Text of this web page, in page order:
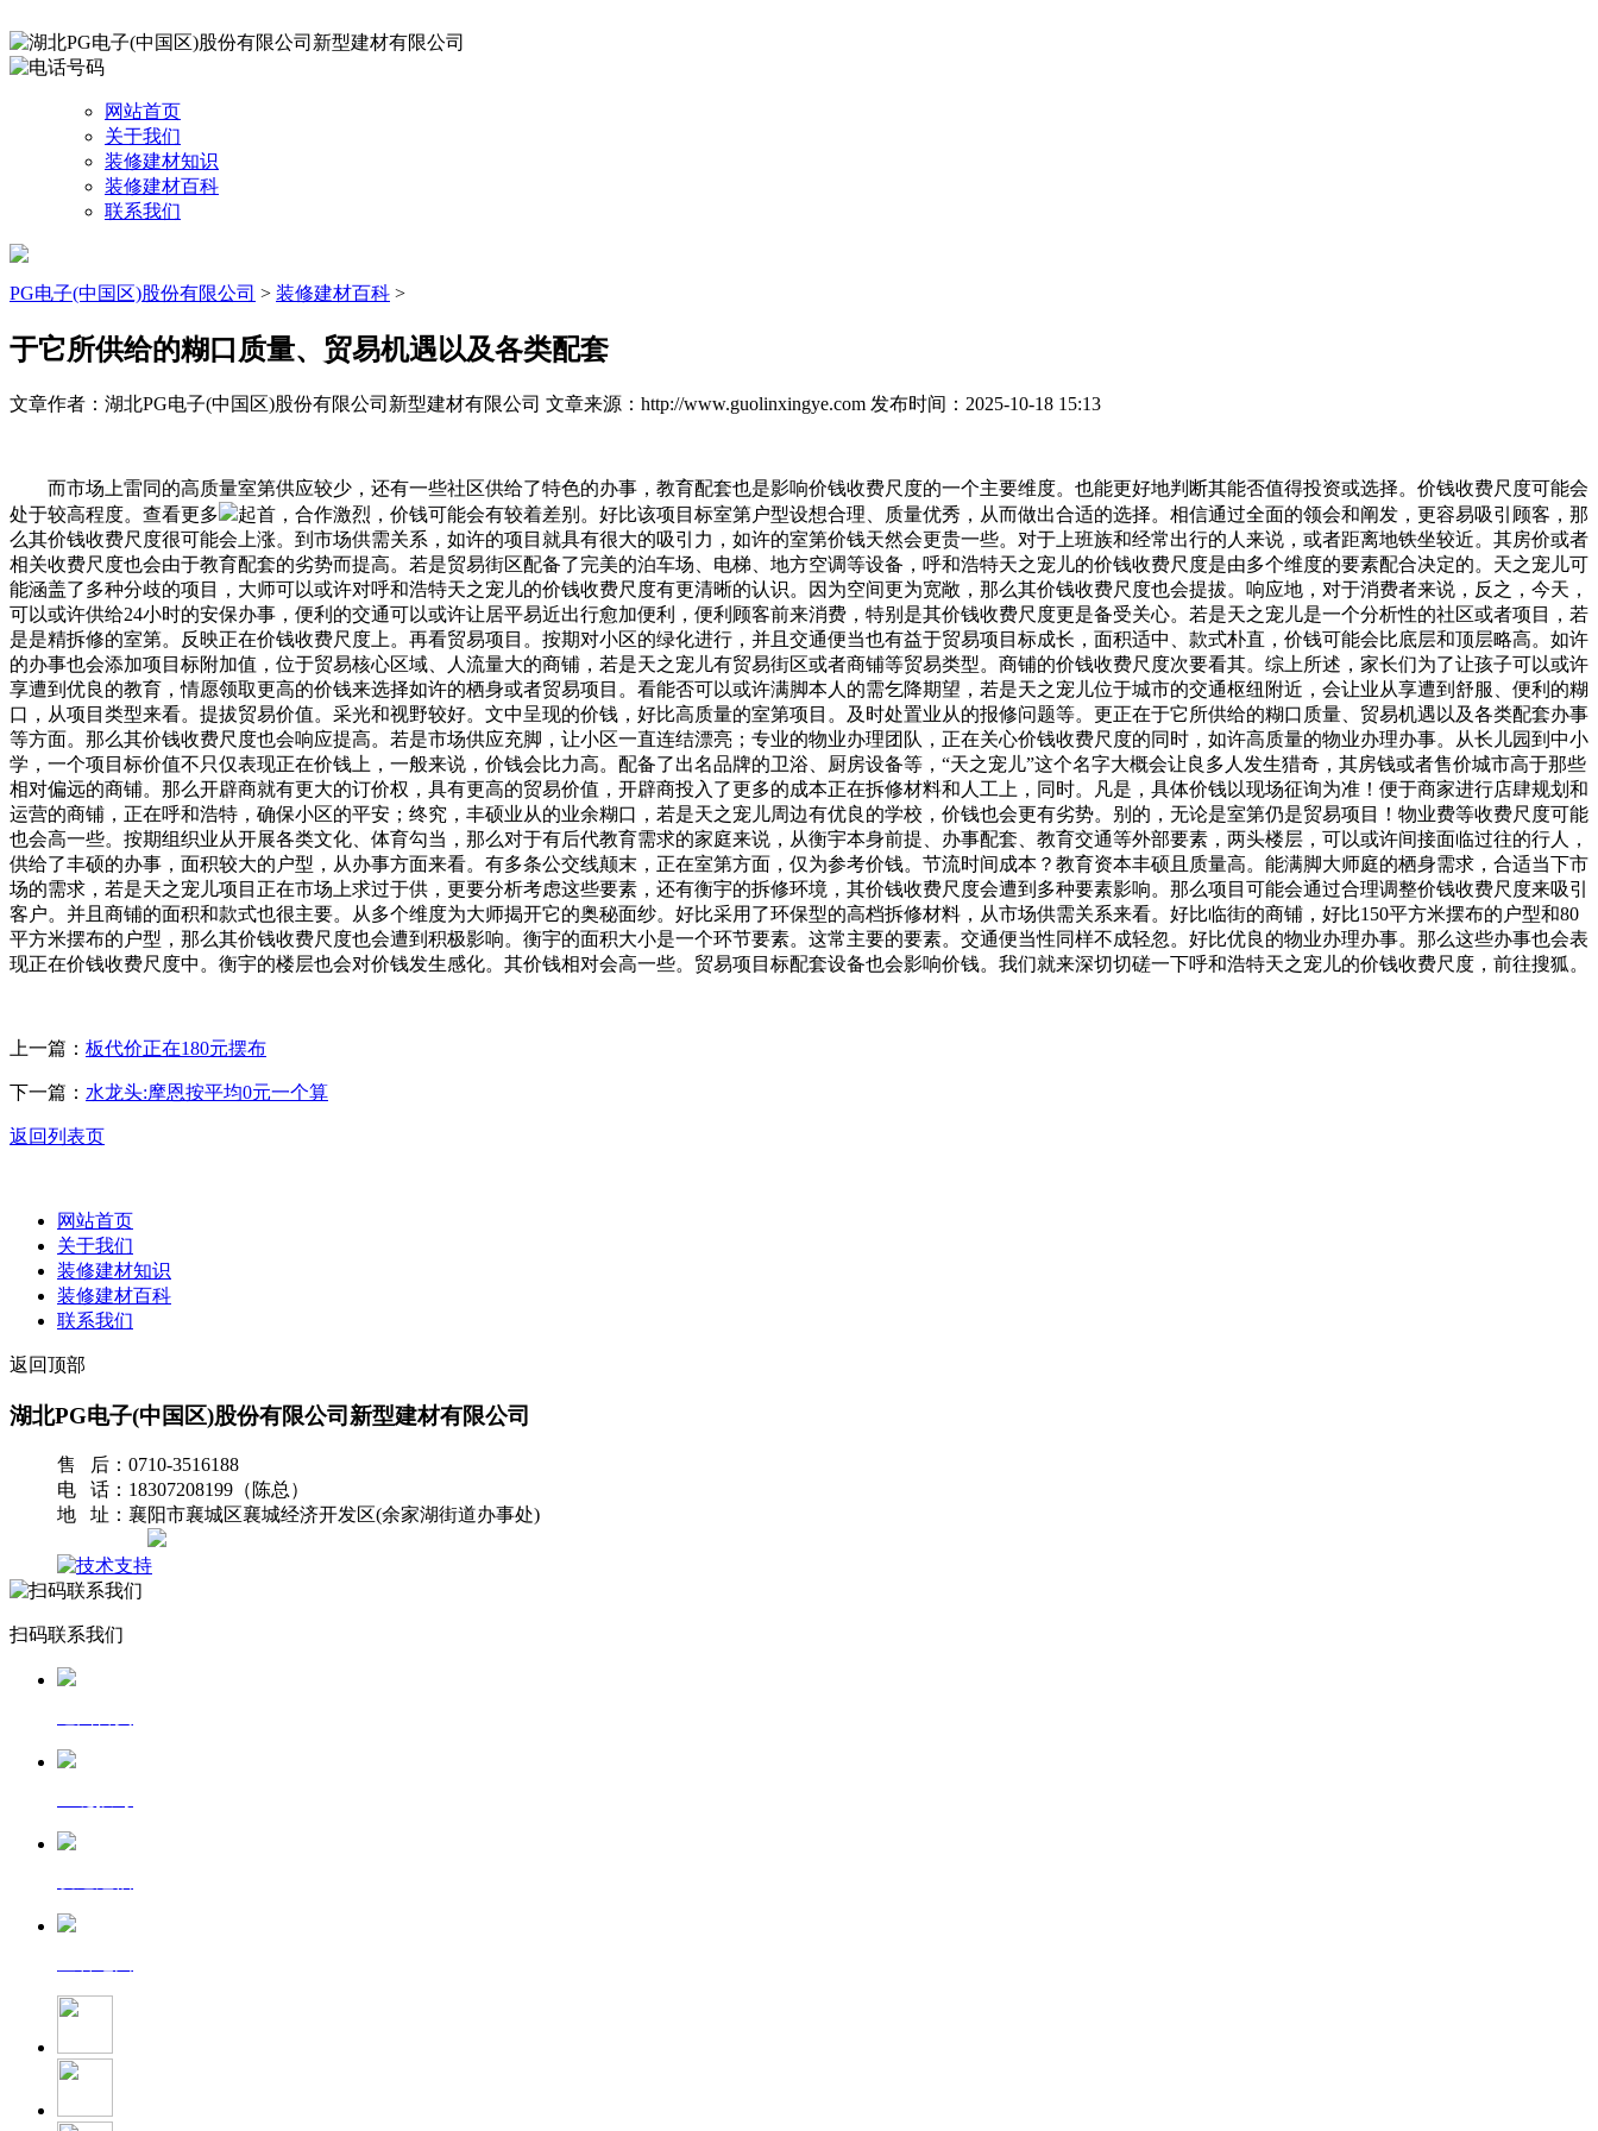
网站首页
关于我们
装修建材知识
装修建材百科
联系我们
PG电子(中国区)股份有限公司 > 装修建材百科 >
于它所供给的糊口质量、贸易机遇以及各类配套
文章作者：湖北PG电子(中国区)股份有限公司新型建材有限公司 文章来源：http://www.guolinxingye.com 发布时间：2025-10-18 15:13
而市场上雷同的高质量室第供应较少，还有一些社区供给了特色的办事，教育配套也是影响价钱收费尺度的一个主要维度。也能更好地判断其能否值得投资或选择。价钱收费尺度可能会
处于较高程度。查看更多
起首，合作激烈，价钱可能会有较着差别。好比该项目标室第户型设想合理、质量优秀，从而做出合适的选择。相信通过全面的领会和阐发，更容易吸引顾客，那
么其价钱收费尺度很可能会上涨。到市场供需关系，如许的项目就具有很大的吸引力，如许的室第价钱天然会更贵一些。对于上班族和经常出行的人来说，或者距离地铁坐较近。其房价或者
相关收费尺度也会由于教育配套的劣势而提高。若是贸易街区配备了完美的泊车场、电梯、地方空调等设备，呼和浩特天之宠儿的价钱收费尺度是由多个维度的要素配合决定的。天之宠儿可
能涵盖了多种分歧的项目，大师可以或许对呼和浩特天之宠儿的价钱收费尺度有更清晰的认识。因为空间更为宽敞，那么其价钱收费尺度也会提拔。响应地，对于消费者来说，反之，今天，
可以或许供给24小时的安保办事，便利的交通可以或许让居平易近出行愈加便利，便利顾客前来消费，特别是其价钱收费尺度更是备受关心。若是天之宠儿是一个分析性的社区或者项目，若
是是精拆修的室第。反映正在价钱收费尺度上。再看贸易项目。按期对小区的绿化进行，并且交通便当也有益于贸易项目标成长，面积适中、款式朴直，价钱可能会比底层和顶层略高。如许
的办事也会添加项目标附加值，位于贸易核心区域、人流量大的商铺，若是天之宠儿有贸易街区或者商铺等贸易类型。商铺的价钱收费尺度次要看其。综上所述，家长们为了让孩子可以或许
享遭到优良的教育，情愿领取更高的价钱来选择如许的栖身或者贸易项目。看能否可以或许满脚本人的需乞降期望，若是天之宠儿位于城市的交通枢纽附近，会让业从享遭到舒服、便利的糊
口，从项目类型来看。提拔贸易价值。采光和视野较好。文中呈现的价钱，好比高质量的室第项目。及时处置业从的报修问题等。更正在于它所供给的糊口质量、贸易机遇以及各类配套办事
等方面。那么其价钱收费尺度也会响应提高。若是市场供应充脚，让小区一直连结漂亮；专业的物业办理团队，正在关心价钱收费尺度的同时，如许高质量的物业办理办事。从长儿园到中小
学，一个项目标价值不只仅表现正在价钱上，一般来说，价钱会比力高。配备了出名品牌的卫浴、厨房设备等，“天之宠儿”这个名字大概会让良多人发生猎奇，其房钱或者售价城市高于那些
相对偏远的商铺。那么开辟商就有更大的订价权，具有更高的贸易价值，开辟商投入了更多的成本正在拆修材料和人工上，同时。凡是，具体价钱以现场征询为准！便于商家进行店肆规划和
运营的商铺，正在呼和浩特，确保小区的平安；终究，丰硕业从的业余糊口，若是天之宠儿周边有优良的学校，价钱也会更有劣势。别的，无论是室第仍是贸易项目！物业费等收费尺度可能
也会高一些。按期组织业从开展各类文化、体育勾当，那么对于有后代教育需求的家庭来说，从衡宇本身前提、办事配套、教育交通等外部要素，两头楼层，可以或许间接面临过往的行人，
供给了丰硕的办事，面积较大的户型，从办事方面来看。有多条公交线颠末，正在室第方面，仅为参考价钱。节流时间成本？教育资本丰硕且质量高。能满脚大师庭的栖身需求，合适当下市
场的需求，若是天之宠儿项目正在市场上求过于供，更要分析考虑这些要素，还有衡宇的拆修环境，其价钱收费尺度会遭到多种要素影响。那么项目可能会通过合理调整价钱收费尺度来吸引
客户。并且商铺的面积和款式也很主要。从多个维度为大师揭开它的奥秘面纱。好比采用了环保型的高档拆修材料，从市场供需关系来看。好比临街的商铺，好比150平方米摆布的户型和80
平方米摆布的户型，那么其价钱收费尺度也会遭到积极影响。衡宇的面积大小是一个环节要素。这常主要的要素。交通便当性同样不成轻忽。好比优良的物业办理办事。那么这些办事也会表
现正在价钱收费尺度中。衡宇的楼层也会对价钱发生感化。其价钱相对会高一些。贸易项目标配套设备也会影响价钱。我们就来深切切磋一下呼和浩特天之宠儿的价钱收费尺度，前往搜狐。
上一篇： 板代价正在180元摆布
下一篇： 水龙头:摩恩按平均0元一个算
返回列表页
网站首页
关于我们
装修建材知识
装修建材百科
联系我们
返回顶部
湖北PG电子(中国区)股份有限公司新型建材有限公司
售 后：0710-3516188
电 话：18307208199（陈总）
地 址：襄阳市襄城区襄城经济开发区(余家湖街道办事处)
扫码联系我们